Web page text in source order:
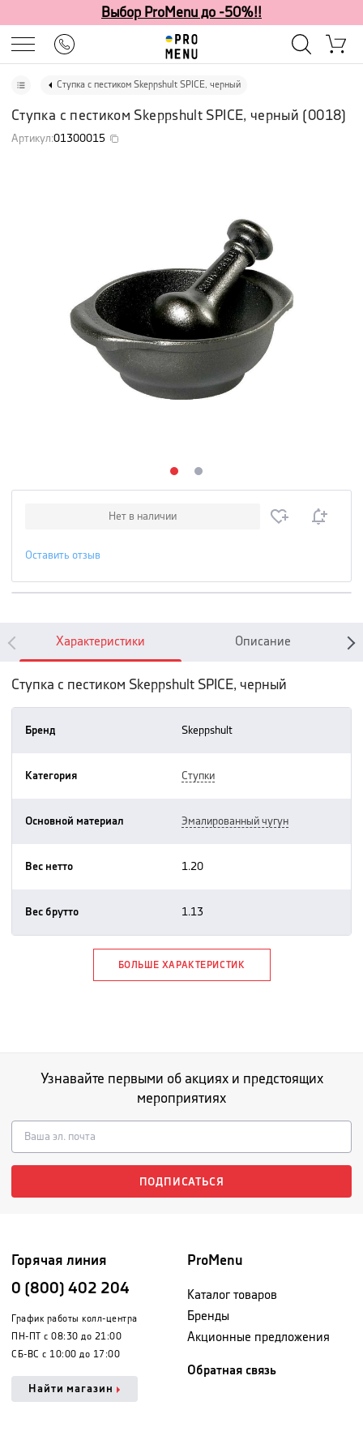
Выбор ProMenu до -50%!!
Ступка с пестиком Skeppshult SPICE, черный
Ступка с пестиком Skeppshult SPICE, черный (0018)
Артикул:01300015
Нет в наличии
Оставить отзыв
Характеристики Описание
Ступка с пестиком Skeppshult SPICE, черный
Бренд skeppshult
Категория ступки
Основной материал эмалированный чугун
Вес нетто 1.20
Вес брутто 1.13
БОЛЬШЕ ХАРАКТЕРИСТИК
Узнавайте первыми об акциях и предстоящих
мероприятиях
ПОДПИСАТЬСЯ
Горячая линия
0 (800) 402 204
График работы колл-центра
ПН-ПТ с 08:30 до 21:00
СБ-ВС с 10:00 до 17:00
Найти магазин
ProMenu
Каталог товаров
Бренды
Акционные предложения
Обратная связь